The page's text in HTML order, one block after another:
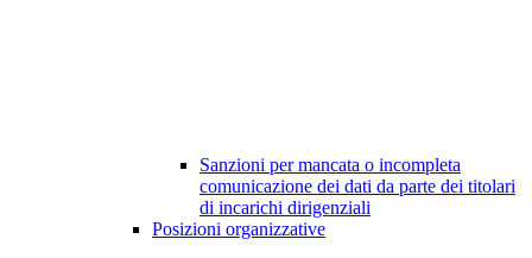
Sanzioni per mancata o incompleta
comunicazione dei dati da parte dei titolari
di incarichi dirigenziali
Posizioni organizzative